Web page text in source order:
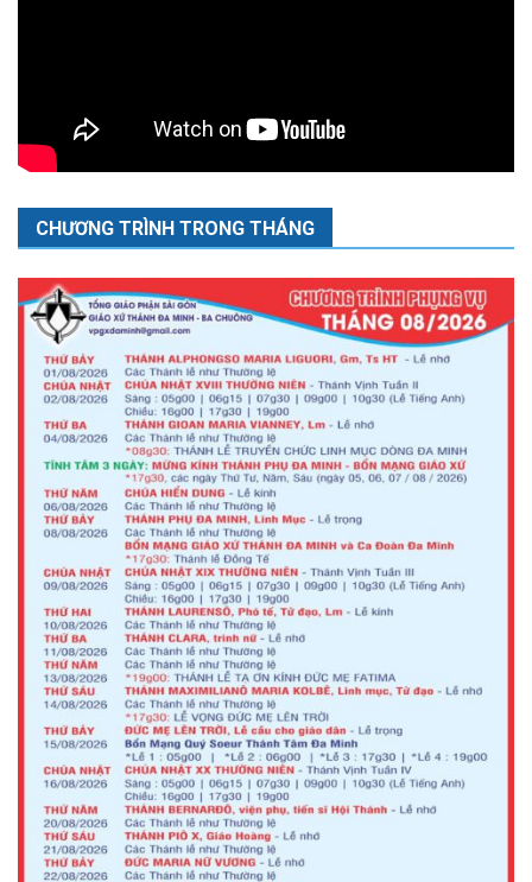
CHƯƠNG TRÌNH TRONG THÁNG